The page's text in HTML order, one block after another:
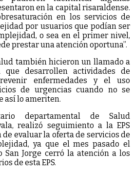
en la capital risaraldense.
en los servicios de
por usuarios que podían ser
o sea en el primer nivel,
prestar una atención oportuna”.
también hicieron un llamado a
que desarrollen actividades de
enfermedades y el uso
de urgencias cuando no se
así lo ameriten.
departamental de Salud
realizó seguimiento a la EPS
evaluar la oferta de servicios de
ya que el mes pasado el
San Jorge cerró la atención a los
de esta EPS.